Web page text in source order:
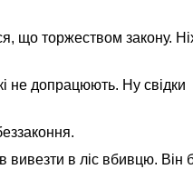
що торжеством закону.
не допрацюють. Ну свідки
вивезти в ліс вбивцю. Він